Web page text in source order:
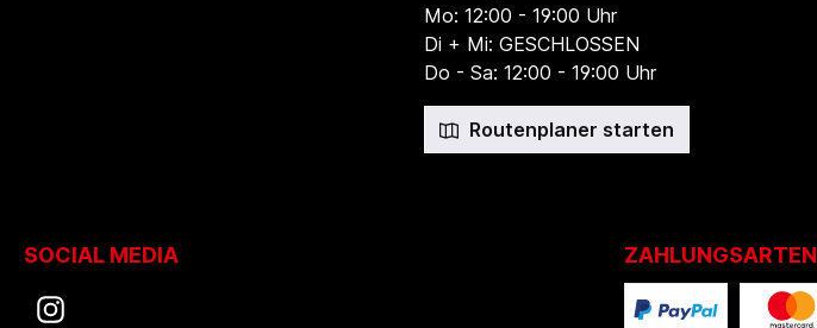
Mo: 12:00 - 19:00 Uhr
Di + Mi: GESCHLOSSEN
Do - Sa: 12:00 - 19:00 Uhr
Routenplaner starten
SOCIAL MEDIA ZAHLUNGSARTEN